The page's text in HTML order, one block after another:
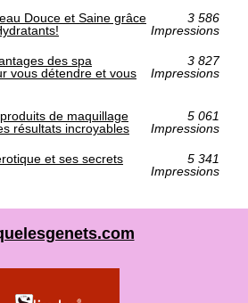
Douce et Saine grâce
3 586
Impressions
des spa
vous détendre et vous
3 827
Impressions
de maquillage
résultats incroyables
5 061
Impressions
et ses secrets
5 341
Impressions